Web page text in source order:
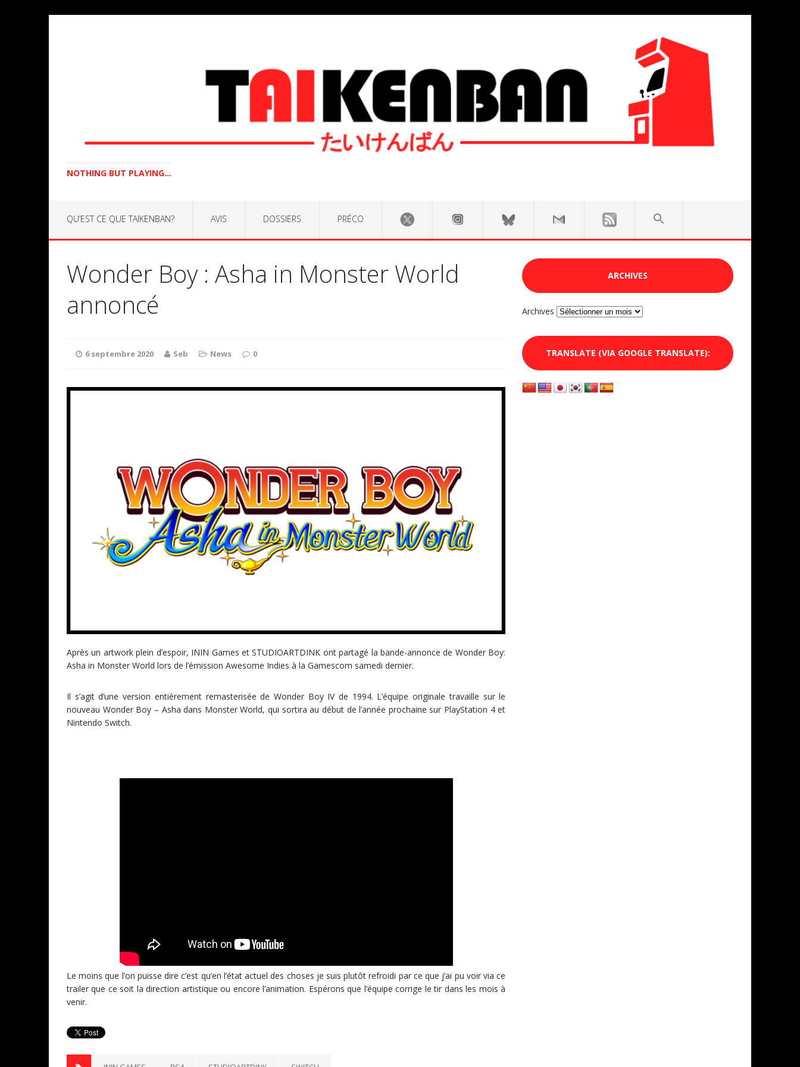
NOTHING BUT PLAYING...
QU’EST CE QUE TAIKENBAN? AVIS DOSSIERS PRÉCO
Wonder Boy : Asha in Monster World
annoncé
6 septembre 2020 Seb News 0
Après un artwork plein d’espoir, ININ Games et STUDIOARTDINK ont partagé la bande-annonce de Wonder Boy:
Asha in Monster World lors de l’émission Awesome Indies à la Gamescom samedi dernier.
Il s’agit d’une version entièrement remasterisée de Wonder Boy IV de 1994. L’équipe originale travaille sur le
nouveau Wonder Boy – Asha dans Monster World, qui sortira au début de l’année prochaine sur PlayStation 4 et
Nintendo Switch.
Le moins que l’on puisse dire c’est qu’en l’état actuel des choses je suis plutôt refroidi par ce que j’ai pu voir via ce
trailer que ce soit la direction artistique ou encore l’animation. Espérons que l’équipe corrige le tir dans les mois à
venir.
ARCHIVES
Archives
TRANSLATE (VIA GOOGLE TRANSLATE):